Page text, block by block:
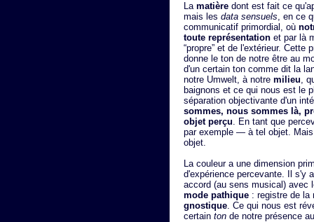
La matière dont est fait ce
mais les data sensuels, en ce
communicatif primordial, où
toute représentation et par là
“propre” et de l'extérieur.
donne le ton de notre être au
d'un certain ton comme dit la
notre Umwelt, à notre milieu,
baignons et ce qui nous est le
séparation objectivante d'un
sommes, nous sommes là,
objet perçu. En tant que
par exemple — à tel objet.
objet.
La couleur a une dimension
d'expérience percevante. Il s'y
accord (au sens musical) avec
mode pathique : registre de la
gnostique. Ce qui nous est
certain ton de notre présence